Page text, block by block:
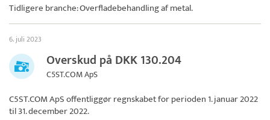
Tidligere branche: Overfladebehandling af metal.
6. juli 2023
Overskud på DKK 130.204
C5ST.COM ApS
C5ST.COM ApSoffentliggør regnskabet for perioden 1. januar 2022
til 31. december 2022.